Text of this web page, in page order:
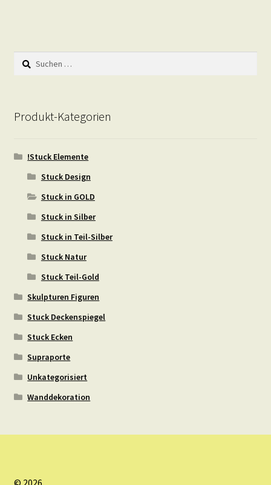
Suchen
nach:
Produkt-Kategorien
!Stuck Elemente
Stuck Design
Stuck in GOLD
Stuck in Silber
Stuck in Teil-Silber
Stuck Natur
Stuck Teil-Gold
Skulpturen Figuren
Stuck Deckenspiegel
Stuck Ecken
Supraporte
Unkategorisiert
Wanddekoration